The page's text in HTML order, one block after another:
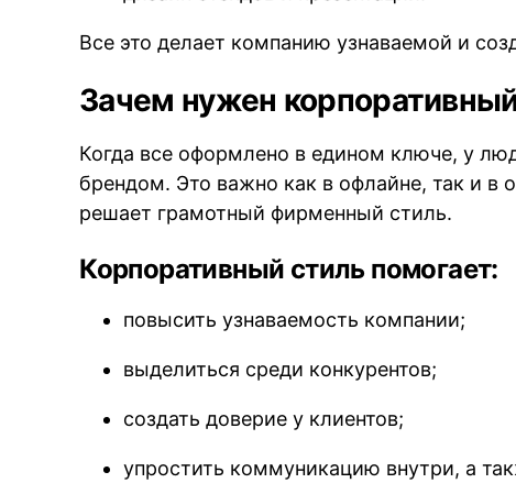
Все это делает компанию узнаваемой и
Зачем нужен
Когда все оформлено в едином ключе, у
брендом. Это важно как в офлайне, так и в
решает грамотный фирменный стиль.
Корпоративный стиль помогает:
повысить узнаваемость компании;
выделиться среди конкурентов;
создать доверие у клиентов;
упростить коммуникацию внутри, а